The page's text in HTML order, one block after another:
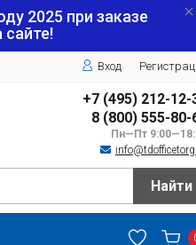
2025 при заказе
сайте!
Вход
+7 (495) 212-12-
8 (800) 555-80-
Пн—Пт
Найти